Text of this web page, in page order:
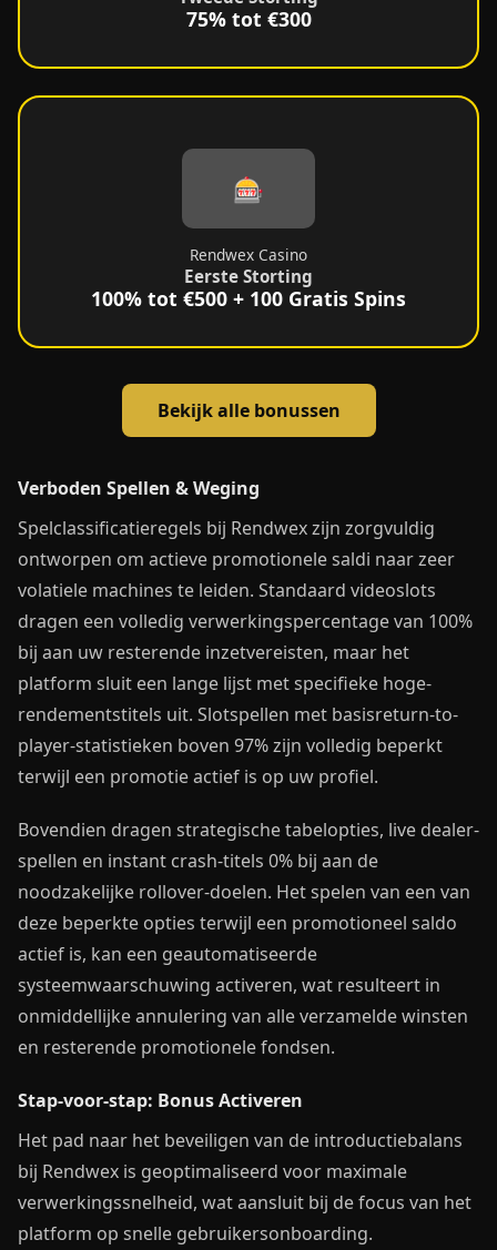
75% tot €300
🎰
Rendwex Casino
Eerste Storting
100% tot €500 + 100 Gratis Spins
Bekijk alle bonussen
Verboden Spellen & Weging
Spelclassificatieregels bij Rendwex zijn zorgvuldig
ontworpen om actieve promotionele saldi naar zeer
volatiele machines te leiden. Standaard videoslots
dragen een volledig verwerkingspercentage van 100%
bij aan uw resterende inzetvereisten, maar het
platform sluit een lange lijst met specifieke hoge-
rendementstitels uit. Slotspellen met basisreturn-to-
player-statistieken boven 97% zijn volledig beperkt
terwijl een promotie actief is op uw profiel.
Bovendien dragen strategische tabelopties, live dealer-
spellen en instant crash-titels 0% bij aan de
noodzakelijke rollover-doelen. Het spelen van een van
deze beperkte opties terwijl een promotioneel saldo
actief is, kan een geautomatiseerde
systeemwaarschuwing activeren, wat resulteert in
onmiddellijke annulering van alle verzamelde winsten
en resterende promotionele fondsen.
Stap-voor-stap: Bonus Activeren
Het pad naar het beveiligen van de introductiebalans
bij Rendwex is geoptimaliseerd voor maximale
verwerkingssnelheid, wat aansluit bij de focus van het
platform op snelle gebruikersonboarding.